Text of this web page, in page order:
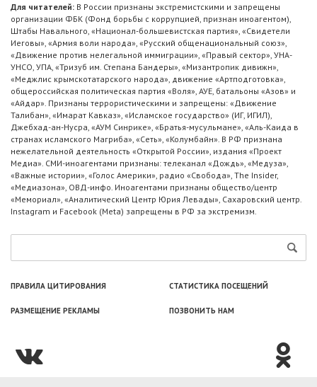
Для читателей: В России признаны экстремистскими и запрещены
организации ФБК (Фонд борьбы с коррупцией, признан иноагентом),
Штабы Навального, «Национал-большевистская партия», «Свидетели
Иеговы», «Армия воли народа», «Русский общенациональный союз»,
«Движение против нелегальной иммиграции», «Правый сектор», УНА-
УНСО, УПА, «Тризуб им. Степана Бандеры», «Мизантропик дивижн»,
«Меджлис крымскотатарского народа», движение «Артподготовка»,
общероссийская политическая партия «Воля», АУЕ, батальоны «Азов» и
«Айдар». Признаны террористическими и запрещены: «Движение
Талибан», «Имарат Кавказ», «Исламское государство» (ИГ, ИГИЛ),
Джебхад-ан-Нусра, «АУМ Синрике», «Братья-мусульмане», «Аль-Каида в
странах исламского Магриба», «Сеть», «Колумбайн». В РФ признана
нежелательной деятельность «Открытой России», издания «Проект
Медиа». СМИ-иноагентами признаны: телеканал «Дождь», «Медуза»,
«Важные истории», «Голос Америки», радио «Свобода», The Insider,
«Медиазона», ОВД-инфо. Иноагентами признаны общество/центр
«Мемориал», «Аналитический Центр Юрия Левады», Сахаровский центр.
Instagram и Facebook (Metа) запрещены в РФ за экстремизм.
ПРАВИЛА ЦИТИРОВАНИЯ СТАТИСТИКА ПОСЕЩЕНИЙ
РАЗМЕЩЕНИЕ РЕКЛАМЫ ПОЗВОНИТЬ НАМ